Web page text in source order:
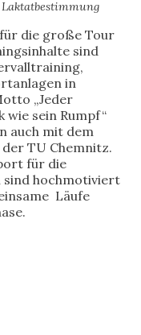
die große Tour
sind
in
„Jeder
sein Rumpf“
auch mit dem
TU Chemnitz.
für die
hochmotiviert
Läufe